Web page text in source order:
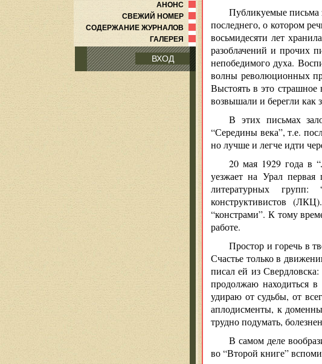
АНОНС
СВЕЖИЙ НОМЕР
СОДЕРЖАНИЕ ЖУРНАЛОВ
ГАЛЕРЕЯ
ВХОД
Публикуемые письма
последнего, о котором
восьмидесяти лет
разоблачений и прочих
непобедимого духа.
волны революционных
Выстоять в это страшное
возвышали и берегли как
В этих письмах
“Середины века”, т.е.
но лучше и легче идти
20 мая 1929 года в
уезжает на Урал первая
литературных групп:
конструктивистов
“констрами”. К тому
работе.
Простор и горечь в
Счастье только в
писал ей из
продолжаю находиться
удираю от судьбы, от
аплодисменты, к
трудно подумать,
В самом деле
во “Второй книге”